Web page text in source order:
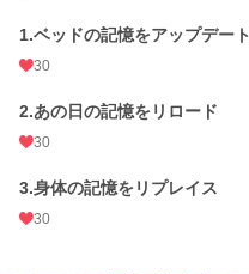
1.ベッドの記憶をアップデート
30
2.あの日の記憶をリロード
30
3.身体の記憶をリプレイス
30